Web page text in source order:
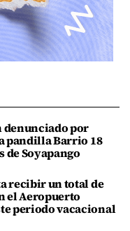
denunciado por
pandilla Barrio 18
de Soyapango
recibir un total de
el Aeropuerto
periodo vacacional